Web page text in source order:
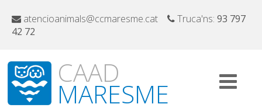
atencioanimals@ccmaresme.cat Truca'ns: 93 797
42 72
CAAD
MARESME